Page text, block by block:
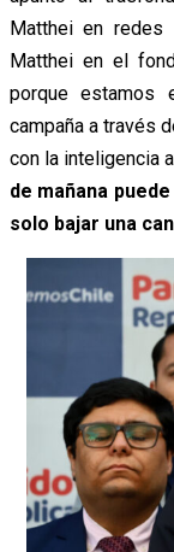
Matthei en redes
Matthei en el
porque estamos
campaña a través
con la inteligencia
de mañana
solo bajar una